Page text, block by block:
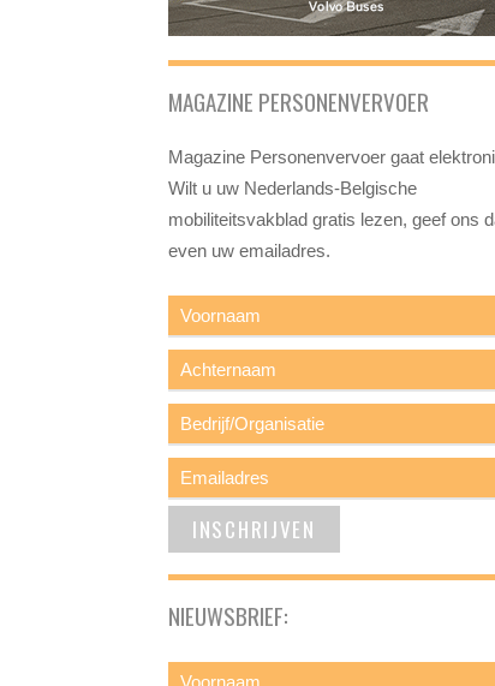
MAGAZINE PERSONENVERVOER
Magazine Personenvervoer gaat
Wilt u uw Nederlands-Belgische
mobiliteitsvakblad gratis lezen, geef ons
even uw emailadres.
NIEUWSBRIEF: